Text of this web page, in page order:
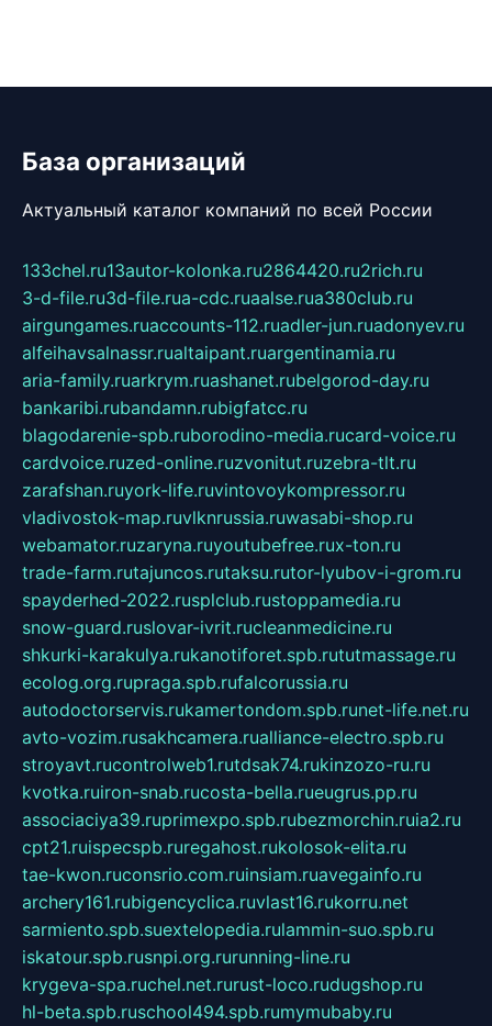
База организаций
Актуальный каталог компаний по всей России
133chel.ru13autor-kolonka.ru2864420.ru2rich.ru
3-d-file.ru3d-file.rua-cdc.ruaalse.rua380club.ru
airgungames.ruaccounts-112.ruadler-jun.ruadonyev.ru
alfeihavsalnassr.rualtaipant.ruargentinamia.ru
aria-family.ruarkrym.ruashanet.rubelgorod-day.ru
bankaribi.rubandamn.rubigfatcc.ru
blagodarenie-spb.ruborodino-media.rucard-voice.ru
cardvoice.ruzed-online.ruzvonitut.ruzebra-tlt.ru
zarafshan.ruyork-life.ruvintovoykompressor.ru
vladivostok-map.ruvlknrussia.ruwasabi-shop.ru
webamator.ruzaryna.ruyoutubefree.rux-ton.ru
trade-farm.rutajuncos.rutaksu.rutor-lyubov-i-grom.ru
spayderhed-2022.rusplclub.rustoppamedia.ru
snow-guard.ruslovar-ivrit.rucleanmedicine.ru
shkurki-karakulya.rukanotiforet.spb.rututmassage.ru
ecolog.org.rupraga.spb.rufalcorussia.ru
autodoctorservis.rukamertondom.spb.runet-life.net.ru
avto-vozim.rusakhcamera.rualliance-electro.spb.ru
stroyavt.rucontrolweb1.rutdsak74.rukinzozo-ru.ru
kvotka.ruiron-snab.rucosta-bella.rueugrus.pp.ru
associaciya39.ruprimexpo.spb.rubezmorchin.ruia2.ru
cpt21.ruispecspb.ruregahost.rukolosok-elita.ru
tae-kwon.ruconsrio.com.ruinsiam.ruavegainfo.ru
archery161.rubigencyclica.ruvlast16.rukorru.net
sarmiento.spb.suextelopedia.rulammin-suo.spb.ru
iskatour.spb.rusnpi.org.rurunning-line.ru
krygeva-spa.ruchel.net.rurust-loco.rudugshop.ru
hl-beta.spb.ruschool494.spb.rumymubaby.ru